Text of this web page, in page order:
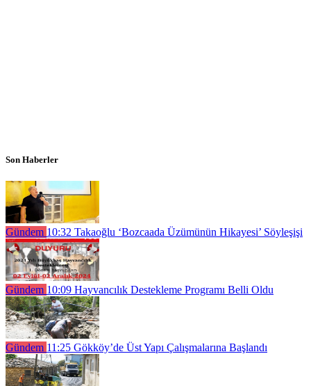
Son Haberler
Gündem 10:32 Takaoğlu ‘Bozcaada Üzümünün Hikayesi’ Söyleşişi
Gündem 10:09 Hayvancılık Destekleme Programı Belli Oldu
Gündem 11:25 Gökköy’de Üst Yapı Çalışmalarına Başlandı